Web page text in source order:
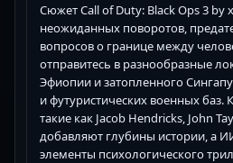
Сюжет Call of Duty: Black Ops 3 by
неожиданных поворотов,
вопросов о границе между
отправитесь в разнообразные
Эфиопии и затопленного
и футуристических военных
такие как Jacob Hendricks, John
добавляют глубины истории, а
элементы психологического